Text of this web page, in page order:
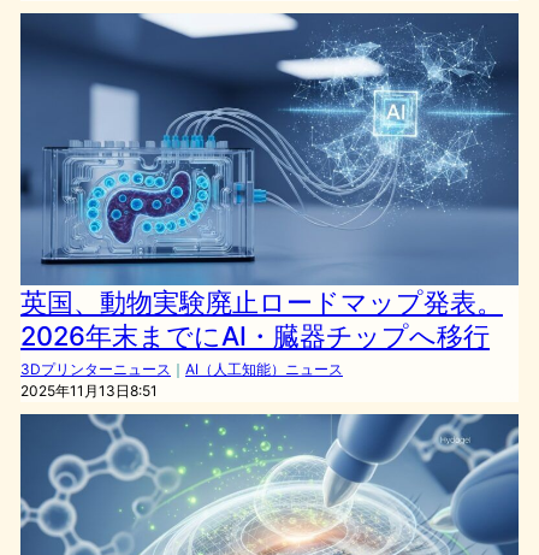
英国、動物実験廃止ロードマップ発表。
2026年末までにAI・臓器チップへ移行
3Dプリンターニュース ｜ AI（人工知能）ニュース
2025年11月13日8:51